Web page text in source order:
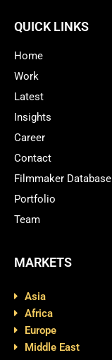
QUICK LINKS
Home
Work
Latest
Insights
Career
Contact
Filmmaker Database
Portfolio
Team
MARKETS
Asia
Africa
Europe
Middle East